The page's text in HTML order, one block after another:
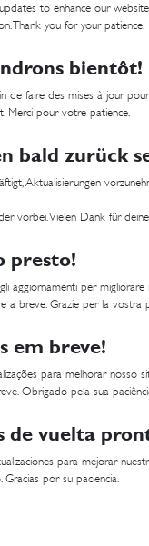
to enhance our website.
Thank you for your patience.
bientôt!
de faire des mises à jour
Merci pour votre patience.
bald zurück
Aktualisierungen
vorbei. Vielen Dank für
presto!
aggiornamenti per migliorare
a breve. Grazie per la vostra
em breve!
para melhorar nosso
Obrigado pela sua
de vuelta
para mejorar
Gracias por su paciencia.